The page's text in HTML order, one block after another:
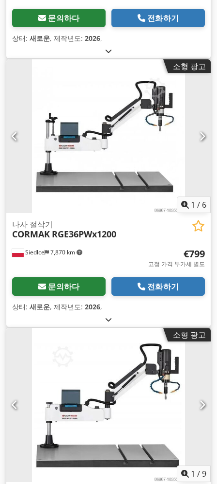
문의하다 전화하기
상태: 새로운, 제작년도: 2026,
소형 광고
1 / 6
Siedlce 7,870 km
나사 절삭기
CORMAK RGE36PWx1200
€799
고정 가격 부가세 별도
문의하다 전화하기
상태: 새로운, 제작년도: 2026,
소형 광고
1 /9